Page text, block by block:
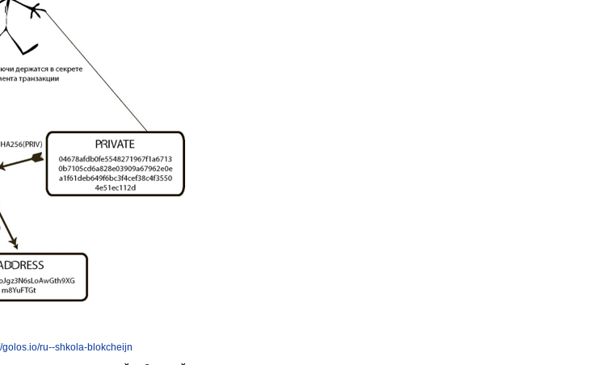
golos.io/ru--shkola-blokcheijn